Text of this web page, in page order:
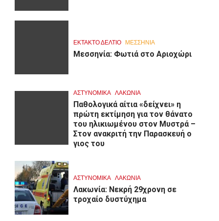
ΕΚΤΑΚΤΟ ΔΕΛΤΙΟ ΜΕΣΣΗΝΙΑ
Μεσσηνία: Φωτιά στο Αριοχώρι
ΑΣΤΥΝΟΜΙΚΑ ΛΑΚΩΝΙΑ
Παθολογικά αίτια «δείχνει» η
πρώτη εκτίμηση για τον θάνατο
του ηλικιωμένου στον Μυστρά –
Στον ανακριτή την Παρασκευή ο
γιος του
ΑΣΤΥΝΟΜΙΚΑ ΛΑΚΩΝΙΑ
Λακωνία: Νεκρή 29χρονη σε
τροχαίο δυστύχημα